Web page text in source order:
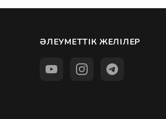
ӘЛЕУМЕТТІК ЖЕЛІЛЕР